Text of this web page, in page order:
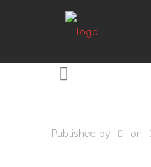
Published by on